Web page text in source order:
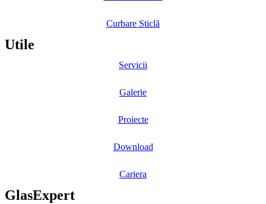
Curbare Sticlă
Utile
Servicii
Galerie
Proiecte
Download
Cariera
GlasExpert